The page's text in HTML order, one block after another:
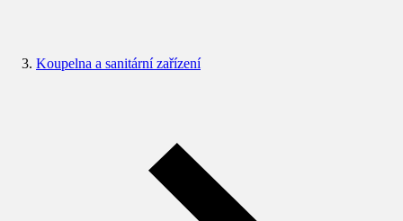
Koupelna a sanitární zařízení